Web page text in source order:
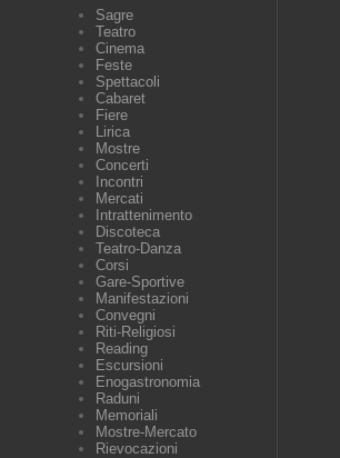
Sagre
Teatro
Cinema
Feste
Spettacoli
Cabaret
Fiere
Lirica
Mostre
Concerti
Incontri
Mercati
Intrattenimento
Discoteca
Teatro-Danza
Corsi
Gare-Sportive
Manifestazioni
Convegni
Riti-Religiosi
Reading
Escursioni
Enogastronomia
Raduni
Memoriali
Mostre-Mercato
Rievocazioni